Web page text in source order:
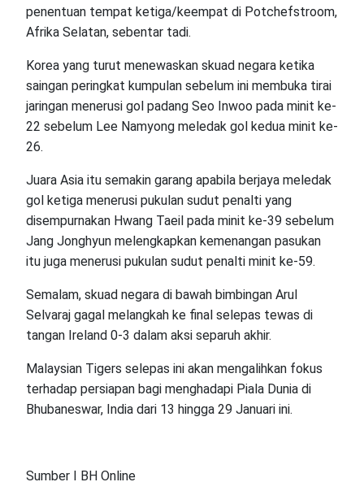
penentuan tempat ketiga/keempat di Potchefstroom,
Afrika Selatan, sebentar tadi.
Korea yang turut menewaskan skuad negara ketika
saingan peringkat kumpulan sebelum ini membuka tirai
jaringan menerusi gol padang Seo Inwoo pada minit ke-
22 sebelum Lee Namyong meledak gol kedua minit ke-
26.
Juara Asia itu semakin garang apabila berjaya meledak
gol ketiga menerusi pukulan sudut penalti yang
disempurnakan Hwang Taeil pada minit ke-39 sebelum
Jang Jonghyun melengkapkan kemenangan pasukan
itu juga menerusi pukulan sudut penalti minit ke-59.
Semalam, skuad negara di bawah bimbingan Arul
Selvaraj gagal melangkah ke final selepas tewas di
tangan Ireland 0-3 dalam aksi separuh akhir.
Malaysian Tigers selepas ini akan mengalihkan fokus
terhadap persiapan bagi menghadapi Piala Dunia di
Bhubaneswar, India dari 13 hingga 29 Januari ini.
Sumber I BH Online